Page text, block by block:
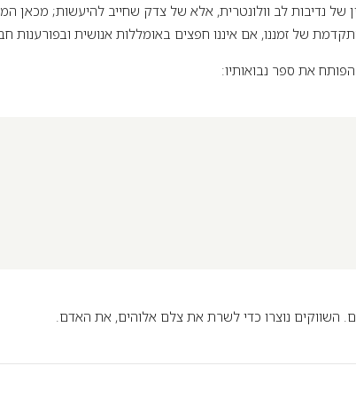
של נדיבות לב וולונטרית, אלא של צדק שחייב להיעשות; מכאן
של זמננו, אם איננו חפצים באומללות אנושית ובפורענות
את ספר נבואותיו:
השווקים נוצרו כדי לשרת את צלם אלוהים, את האדם.